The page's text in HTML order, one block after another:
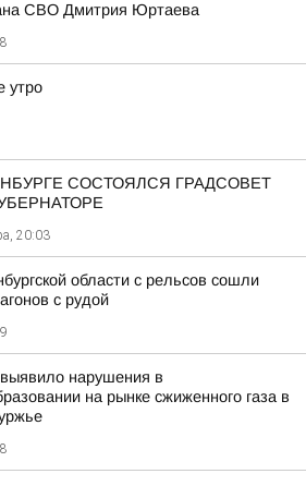
СВО Дмитрия Юртаева
утро
СОСТОЯЛСЯ ГРАДСОВЕТ
20:03
области с рельсов сошли
с рудой
нарушения в
на рынке сжиженного газа в